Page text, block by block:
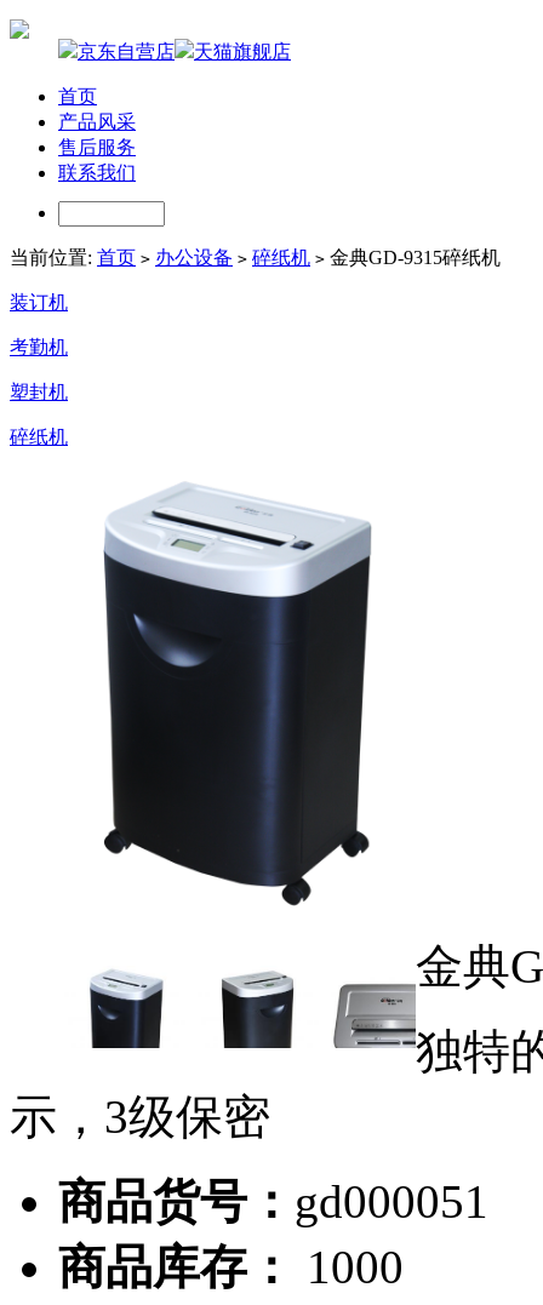
京东自营店 天猫旗舰店
首页
产品风采
售后服务
联系我们
当前位置: 首页 > 办公设备 > 碎纸机 > 金典GD-9315碎纸机
装订机
考勤机
塑封机
碎纸机
金典
独特
示，3级保密
商品货号： gd000051
商品库存：
1000